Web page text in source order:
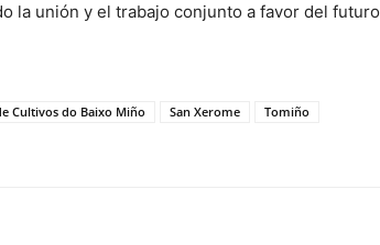
la unión y el trabajo conjunto a favor del futuro
Cultivos do Baixo Miño San Xerome
Tomiño